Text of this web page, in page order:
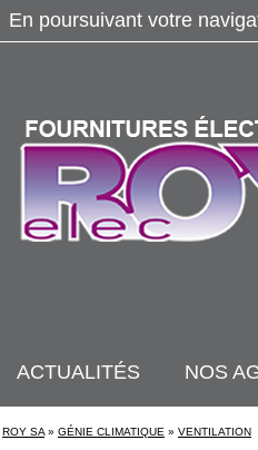
ACTUALITÉS NOS
ROY SA » GÉNIE CLIMATIQUE » VENTILATION
En poursuivant votre